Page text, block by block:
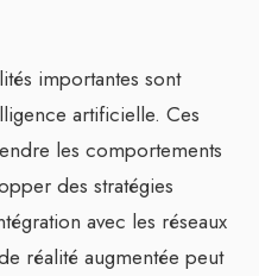
importantes sont
artificielle. Ces
les comportements
des stratégies
avec les réseaux
réalité augmentée peut